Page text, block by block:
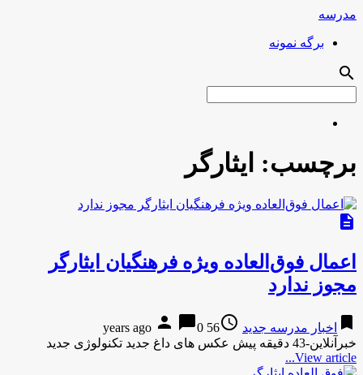
مدرسه
برگه نمونه
search
برچسب: ایثارگر
description
اعمال فوق‌العاده ویژه فرهنگیان ایثارگر
مجوز ندارد
bookmark اخبار مدرسه جدید access_time
56 years ago
person chat_bubble0
خبرآنلاین-43 دقیقه پیش عکس های داغ جدید تکنولوژی جدید
View article...